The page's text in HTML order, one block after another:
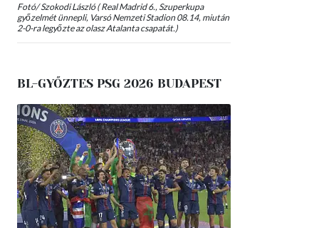
Fotó/ Szokodi László ( Real Madrid 6., Szuperkupa
győzelmét ünnepli, Varsó Nemzeti Stadion 08.14, miután
2-0-ra legyőzte az olasz Atalanta csapatát.)
BL-GYŐZTES PSG 2026 BUDAPEST